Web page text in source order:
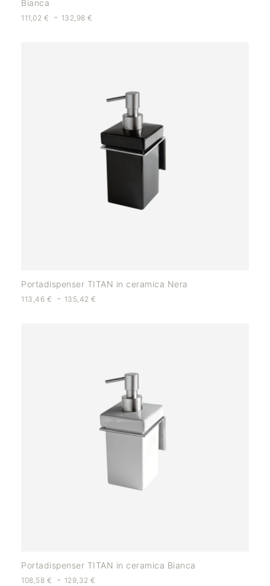
Bianca
111,02 € - 132,98€
Portadispenser TITAN in ceramica Nera
113,46 € - 135,42€
Portadispenser TITAN in ceramica Bianca
108,58 € - 129,32€